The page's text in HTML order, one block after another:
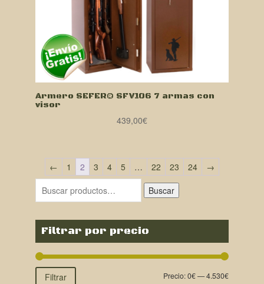
Armero SEFER® SFV106 7 armas con
visor
439,00€
← 1 2 3 4 5 … 22 23 24
→
Buscar
Filtrar por precio
Filtrar Precio:0€—4.530€